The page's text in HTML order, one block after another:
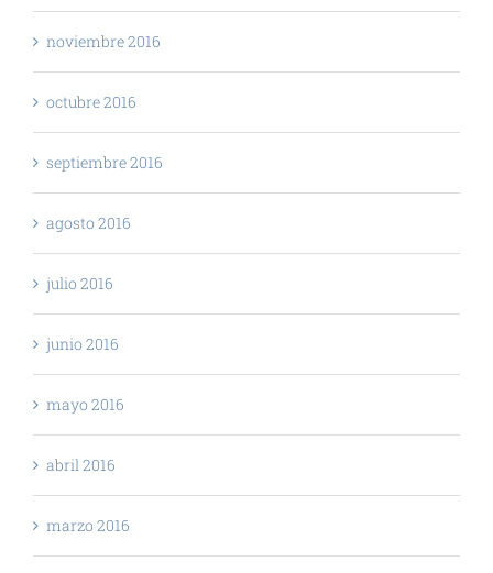
noviembre 2016
octubre 2016
septiembre 2016
agosto 2016
julio 2016
junio 2016
mayo 2016
abril 2016
marzo 2016